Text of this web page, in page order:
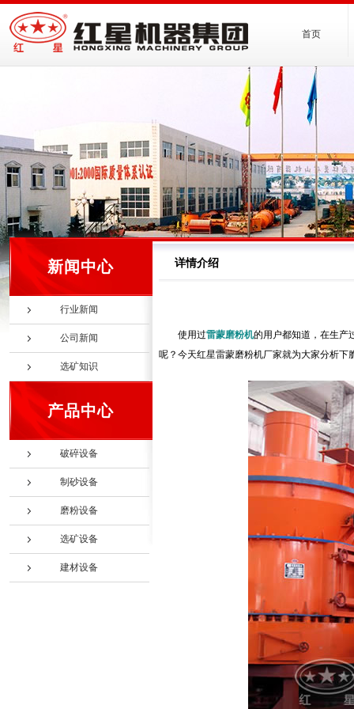
首页
新闻中心
行业新闻
公司新闻
选矿知识
产品中心
破碎设备
制砂设备
磨粉设备
选矿设备
建材设备
详情介绍
使用过雷蒙磨粉机的用户都知道，在生产
呢？今天红星雷蒙磨粉机厂家就为大家分析